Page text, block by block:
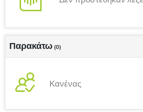
Παρακάτω (0)
Κανένας